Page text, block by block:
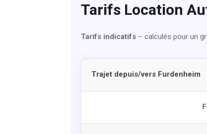
Tarifs Location
Tarifs indicatifs – calculés pour un
Trajet depuis/vers Furdenheim